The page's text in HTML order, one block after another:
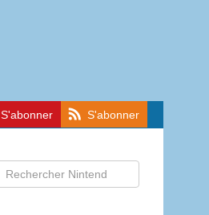
S'abonner S'abonner